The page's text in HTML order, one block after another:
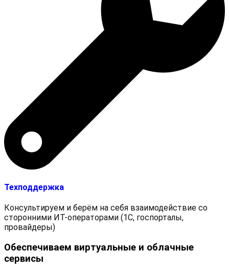
Техподдержка
Консультируем и берём на себя взаимодействие со
сторонними ИТ-операторами (1С, госпорталы,
провайдеры)
Обеспечиваем виртуальные и облачные
сервисы